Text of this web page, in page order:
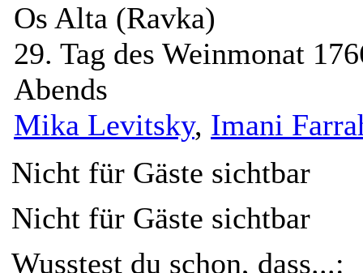
Os Alta (Ravka)
29. Tag des Weinmonat
Abends
Mika Levitsky, Imani
Nicht für Gäste sichtbar
Nicht für Gäste sichtbar
Wusstest du schon, dass...: